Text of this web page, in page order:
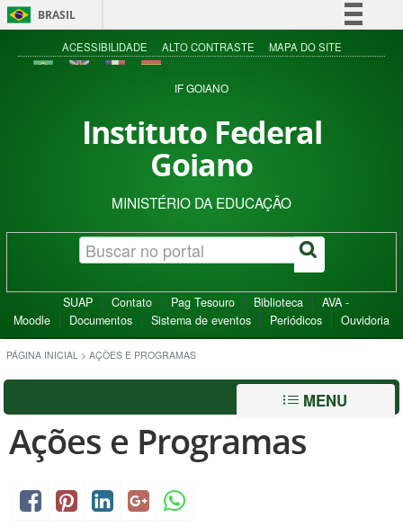
BRASIL
Simplifique!
Acesso à informação
ACESSIBILIDADE ALTO CONTRASTE MAPA DO SITE
IF GOIANO
Instituto Federal
Goiano
MINISTÉRIO DA EDUCAÇÃO
SUAP Contato Pag Tesouro Biblioteca
AVA -
Moodle
Documentos Sistema de eventos Periódicos Ouvidoria
PÁGINA INICIAL > AÇÕES E PROGRAMAS
MENU
Ações e Programas